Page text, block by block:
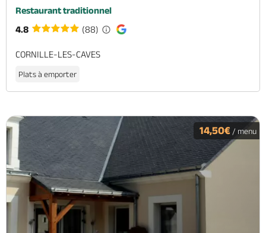
Restaurant traditionnel
4.8
(88)
CORNILLE-LES-CAVES
Plats à emporter
14,50€ / menu